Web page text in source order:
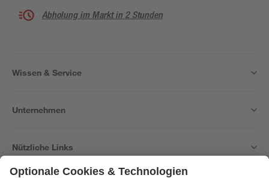
Abholung im Markt in 2 Stunden
Wissen & Service
Unternehmen
Nützliche Links